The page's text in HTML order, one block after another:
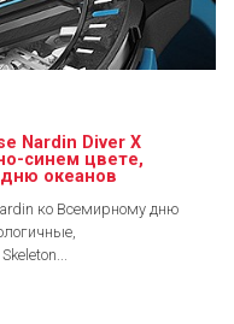
Nardin Diver X
синем цвете,
океанов
ко Всемирному дню